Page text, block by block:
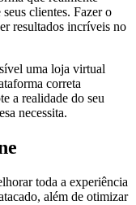
seus clientes. Fazer o
resultados incríveis no
uma loja virtual
correta
a realidade do seu
necessita.
toda a experiência
além de otimizar